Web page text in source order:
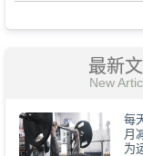
最新
New
每
月
为